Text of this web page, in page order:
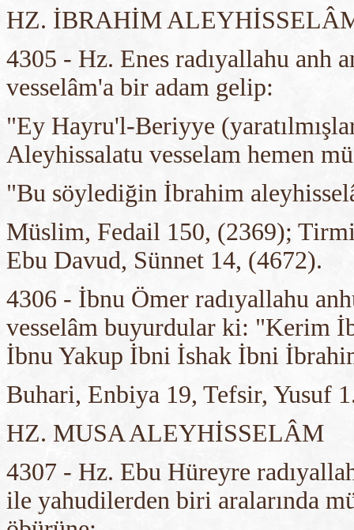
HZ. İBRAHİM
4305 - Hz. Enes radıyallahu anh
vesselâm'a bir adam gelip:
"Ey Hayru'l-Beriyye
Aleyhissalatu vesselam hemen
"Bu söylediğin İbrahim
Müslim, Fedail 150, (2369);
Ebu Davud, Sünnet 14, (4672).
4306 - İbnu Ömer radıyallahu
vesselâm buyurdular ki: "Kerim
İbnu Yakup İbni İshak İbni
Buhari, Enbiya 19, Tefsir, Yusuf
HZ. MUSA ALEYHİSSELÂM
4307 - Hz. Ebu Hüreyre
ile yahudilerden biri aralarında